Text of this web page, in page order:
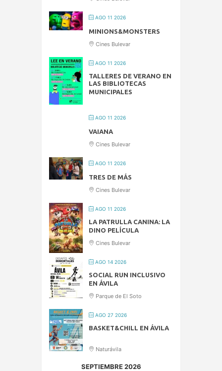
AGO 11 2026
MINIONS&MONSTERS
Cines Bulevar
AGO 11 2026
TALLERES DE VERANO EN
LAS BIBLIOTECAS
MUNICIPALES
AGO 11 2026
VAIANA
Cines Bulevar
AGO 11 2026
TRES DE MÁS
Cines Bulevar
AGO 11 2026
LA PATRULLA CANINA: LA
DINO PELÍCULA
Cines Bulevar
AGO 14 2026
SOCIAL RUN INCLUSIVO
EN ÁVILA
Parque de El Soto
AGO 27 2026
BASKET&CHILL EN ÁVILA
Naturávila
SEPTIEMBRE 2026